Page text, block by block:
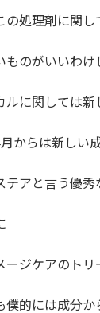
の処理剤に関し
ものがいいわけ
ルに関しては新
からは新しい
アと言う優秀
ジケアのトリ
僕的には成分